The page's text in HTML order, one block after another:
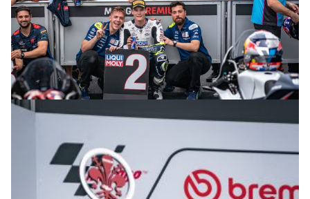
© R.Lekl & S.Wobser